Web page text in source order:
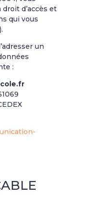
d’accès et
qui vous
un
: